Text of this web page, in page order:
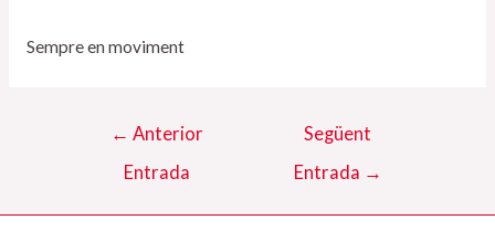
Sempre en moviment
Navegació
← Anterior
Entrada
Següent
Entrada →